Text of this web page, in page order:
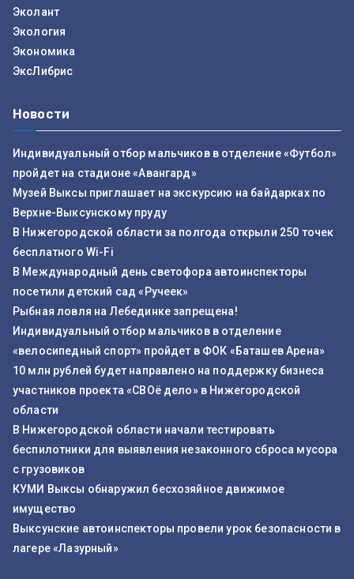
Эколант
Экология
Экономика
ЭксЛибрис
Новости
Индивидуальный отбор мальчиков в отделение «Футбол»
пройдет на стадионе «Авангард»
Музей Выксы приглашает на экскурсию на байдарках по
Верхне-Выксунскому пруду
В Нижегородской области за полгода открыли 250 точек
бесплатного Wi-Fi
В Международный день светофора автоинспекторы
посетили детский сад «Ручеек»
Рыбная ловля на Лебединке запрещена!
Индивидуальный отбор мальчиков в отделение
«велосипедный спорт» пройдет в ФОК «Баташев Арена»
10 млн рублей будет направлено на поддержку бизнеса
участников проекта «СВОё дело» в Нижегородской
области
В Нижегородской области начали тестировать
беспилотники для выявления незаконного сброса мусора
с грузовиков
КУМИ Выксы обнаружил бесхозяйное движимое
имущество
Выксунские автоинспекторы провели урок безопасности в
лагере «Лазурный»